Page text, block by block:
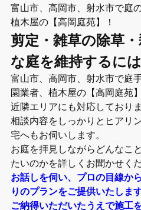
富山市、高岡市、射水市で庭
植木屋の【高岡庭苑】！
剪定・雑草の除草
な庭を維持するに
富山市、高岡市、射水市で庭
園業者、植木屋の【高岡庭苑
近隣エリアにも対応しておりま
相談内容をしっかりとヒアリ
宅へもお伺いします。
お庭を拝見しながらどんなこ
たいのかを詳しくお聞かせくだ
お話しを伺い、プロの目線か
りのプランをご提供いたします
ご納得いただいたうえで施工